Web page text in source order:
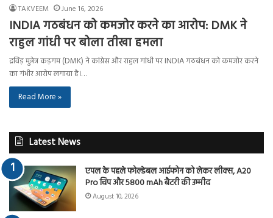
TAKVEEM June 16, 2026
INDIA गठबंधन को कमजोर करने का आरोप: DMK ने
राहुल गांधी पर बोला तीखा हमला
द्रविड़ मुन्नेत्र कड़गम (DMK) ने कांग्रेस और राहुल गांधी पर INDIA गठबंधन को कमजोर करने
का गंभीर आरोप लगाया है।…
Read More »
Latest News
एपल के पहले फोल्डेबल आईफोन को लेकर लीक्स, A20
Pro चिप और 5800 mAh बैटरी की उम्मीद
August 10, 2026